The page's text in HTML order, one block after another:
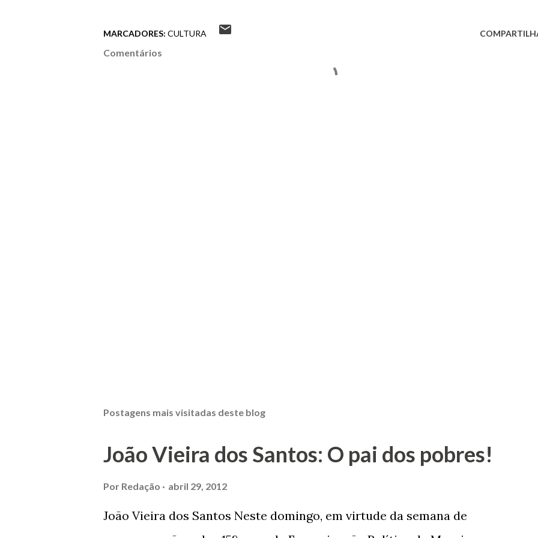
MARCADORES: CULTURA
Comentários
Postagens mais visitadas deste blog
João Vieira dos Santos: O pai dos pobres!
Por Redação abril 29, 2012
João Vieira dos Santos Neste domingo, em virtude da semana de